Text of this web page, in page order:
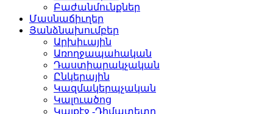
Բաժանմունքներ
Մասնաճիւղեր
Յանձնախումբեր
Արխիւային
Առողջապահական
Դաստիարակչական
Ընկերային
Կազմակերպչական
Կալուածոց
Կայքէջ -Դիմատետր